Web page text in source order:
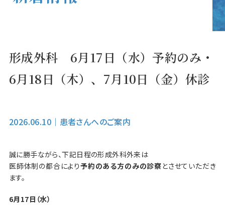
形成外科 6月17日（水）予約のみ・
6月18日（木）、7月10日（金）休診
2026.06.10 ｜ 患者さんへのご案内
誠に勝手ながら、下記日程の形成外科外来は
医師体制の都合により予約のある方のみの診察とさせていただき
ます。
6月17日（水）